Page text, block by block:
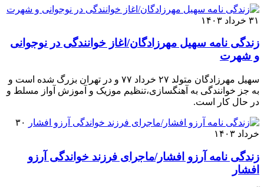
۳۱ خرداد ۱۴۰۳
زندگی نامه سهیل مهرزادگان/اغاز خوانندگی در نوجوانی
و شهرت
سهیل مهرزادگان متولد ۲۷ خرداد ۷۷ و در تهران بزرگ شده است و
به جز خوانندگی به آهنگسازی،تنظیم موزیک و آموزش آواز مسلط و
در حال کار است.
۳۰
خرداد ۱۴۰۳
زندگی نامه آرزو افشار/ماجرای فرزند خواندگی آرزو
افشار